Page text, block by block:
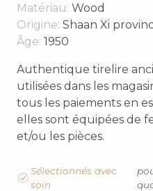
Matériau: Wood
Origine: Shaan Xi
Âge: 1950
Authentique tirelire
utilisées dans les
tous les paiements en
elles sont équipées de
et/ou les pièces.
Sélectionnés avec
soin